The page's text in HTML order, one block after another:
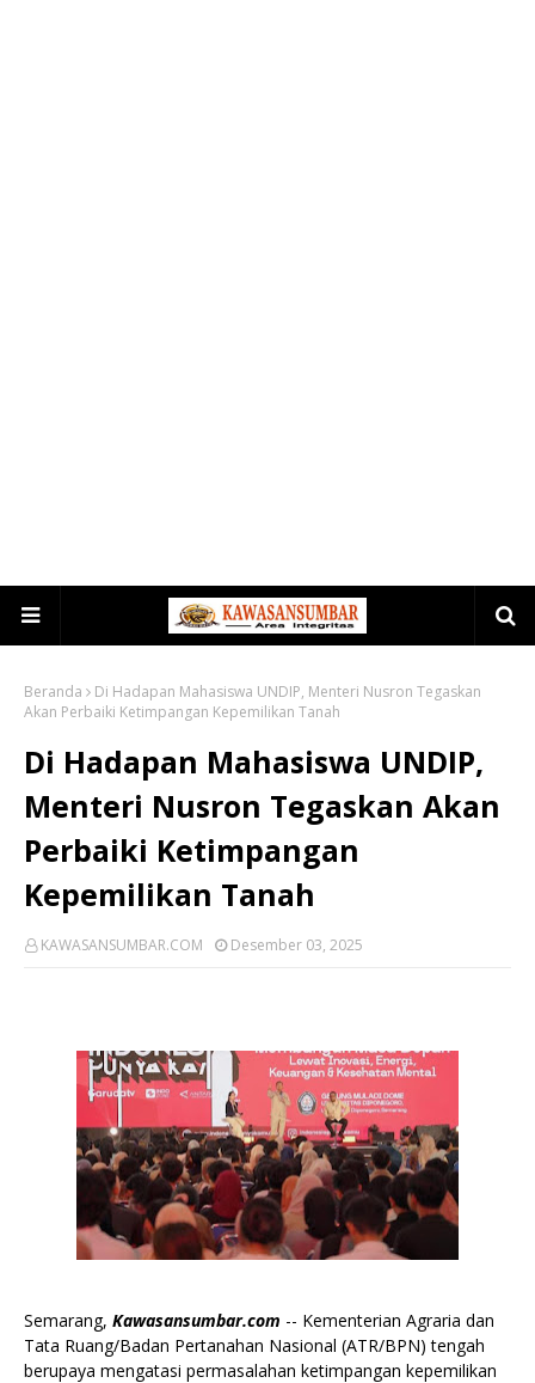
Beranda
Di Hadapan Mahasiswa UNDIP, Menteri Nusron Tegaskan
Akan Perbaiki Ketimpangan Kepemilikan Tanah
Di Hadapan Mahasiswa UNDIP,
Menteri Nusron Tegaskan Akan
Perbaiki Ketimpangan
Kepemilikan Tanah
KAWASANSUMBAR.COM Desember 03, 2025
Semarang, Kawasansumbar.com -- Kementerian Agraria dan
Tata Ruang/Badan Pertanahan Nasional (ATR/BPN) tengah
berupaya mengatasi permasalahan ketimpangan kepemilikan